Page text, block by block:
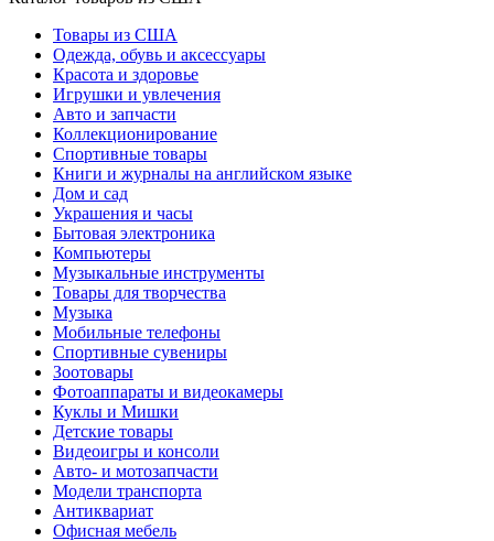
Товары из США
Одежда, обувь и аксессуары
Красота и здоровье
Игрушки и увлечения
Авто и запчасти
Коллекционирование
Спортивные товары
Книги и журналы на английском языке
Дом и сад
Украшения и часы
Бытовая электроника
Компьютеры
Музыкальные инструменты
Товары для творчества
Музыка
Мобильные телефоны
Спортивные сувениры
Зоотовары
Фотоаппараты и видеокамеры
Куклы и Мишки
Детские товары
Видеоигры и консоли
Авто- и мотозапчасти
Модели транспорта
Антиквариат
Офисная мебель